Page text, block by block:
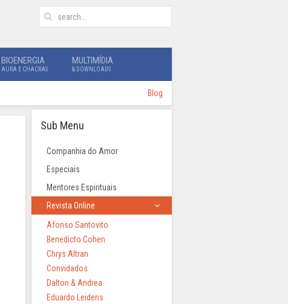
BIOENERGIA
AURA E CHACRAS
MULTIMÍDIA
& DOWNLOADS
Blog
Sub Menu
Companhia do Amor
Especiais
Mentores Espirituais
Revista Online
Afonso Santovito
Benedicto Cohen
Chrys Altran
Convidados
Dalton & Andrea
Eduardo Leidens